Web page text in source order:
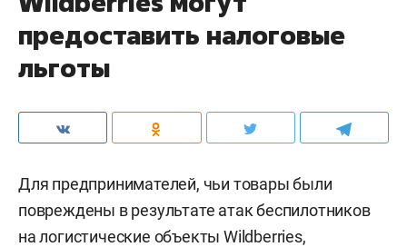
предоставить налоговые
льготы
Для предпринимателей, чьи товары были
повреждены в результате атак беспилотников
на логистические объекты Wildberries,